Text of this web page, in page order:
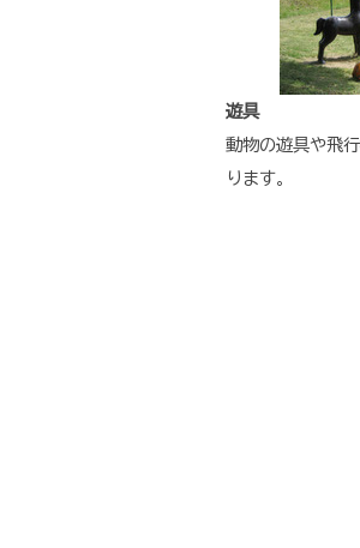
遊具
動物の遊具や飛
ります。